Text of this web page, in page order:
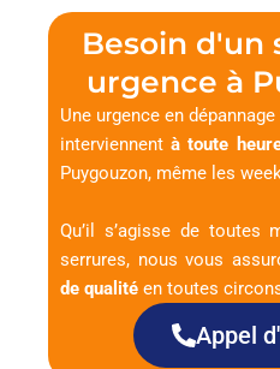
Besoin d'un
urgence à
Une urgence en
interviennentà toute
Puygouzon, même les
Qu’il s’agisse de toutes
serrures, nous vous
de qualité en toutes
Appel